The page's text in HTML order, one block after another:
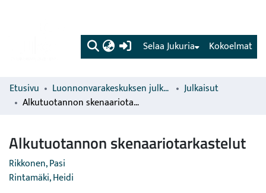
(current) Kokoelmat
Selaa Jukuria
Etusivu Luonnonvarakeskuksen julkaisut
Julkaisut
Alkutuotannon skenaariotarkastelut
Alkutuotannon skenaariotarkastelut
Rikkonen, Pasi
Rintamäki, Heidi